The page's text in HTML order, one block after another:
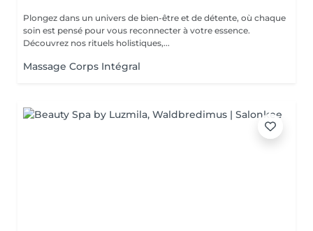
Plongez dans un univers de bien-être et de détente, où chaque
soin est pensé pour vous reconnecter à votre essence.
Découvrez nos rituels holistiques,...
Massage Corps Intégral